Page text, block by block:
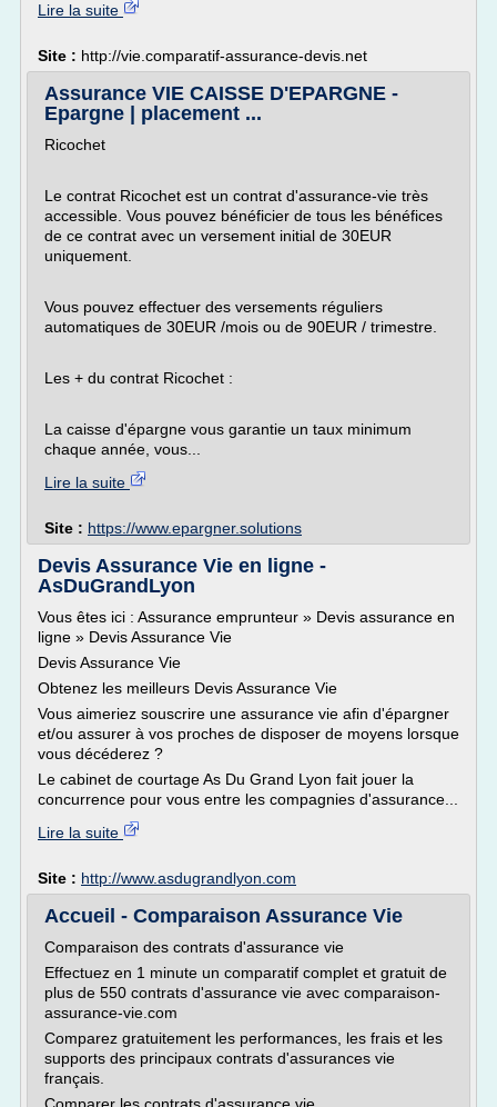
Lire la suite
Site : http://vie.comparatif-assurance-devis.net
Assurance VIE CAISSE D'EPARGNE -
Epargne | placement ...
Ricochet
Le contrat Ricochet est un contrat d'assurance-vie très
accessible. Vous pouvez bénéficier de tous les bénéfices
de ce contrat avec un versement initial de 30EUR
uniquement.
Vous pouvez effectuer des versements réguliers
automatiques de 30EUR /mois ou de 90EUR / trimestre.
Les + du contrat Ricochet :
La caisse d'épargne vous garantie un taux minimum
chaque année, vous...
Lire la suite
Site : https://www.epargner.solutions
Devis Assurance Vie en ligne -
AsDuGrandLyon
Vous êtes ici : Assurance emprunteur » Devis assurance en
ligne » Devis Assurance Vie
Devis Assurance Vie
Obtenez les meilleurs Devis Assurance Vie
Vous aimeriez souscrire une assurance vie afin d'épargner
et/ou assurer à vos proches de disposer de moyens lorsque
vous décéderez ?
Le cabinet de courtage As Du Grand Lyon fait jouer la
concurrence pour vous entre les compagnies d'assurance...
Lire la suite
Site : http://www.asdugrandlyon.com
Accueil - Comparaison Assurance Vie
Comparaison des contrats d'assurance vie
Effectuez en 1 minute un comparatif complet et gratuit de
plus de 550 contrats d'assurance vie avec comparaison-
assurance-vie.com
Comparez gratuitement les performances, les frais et les
supports des principaux contrats d'assurances vie
français.